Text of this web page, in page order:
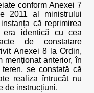
conform Anexei 7
2011 al ministrului
că reprimirea
identică cu cea
de constatare
Anexei 8 la Ordin,
menționat anterior, în
se constată că
realiza întrucât nu
de instrucțiuni.